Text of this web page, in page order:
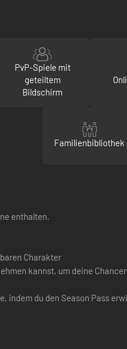
PvP-Spiele mit
geteiltem
Bildschirm
Familienbibliothek
enthalten.
Charakter
kannst, um deine
indem du den Season Pass